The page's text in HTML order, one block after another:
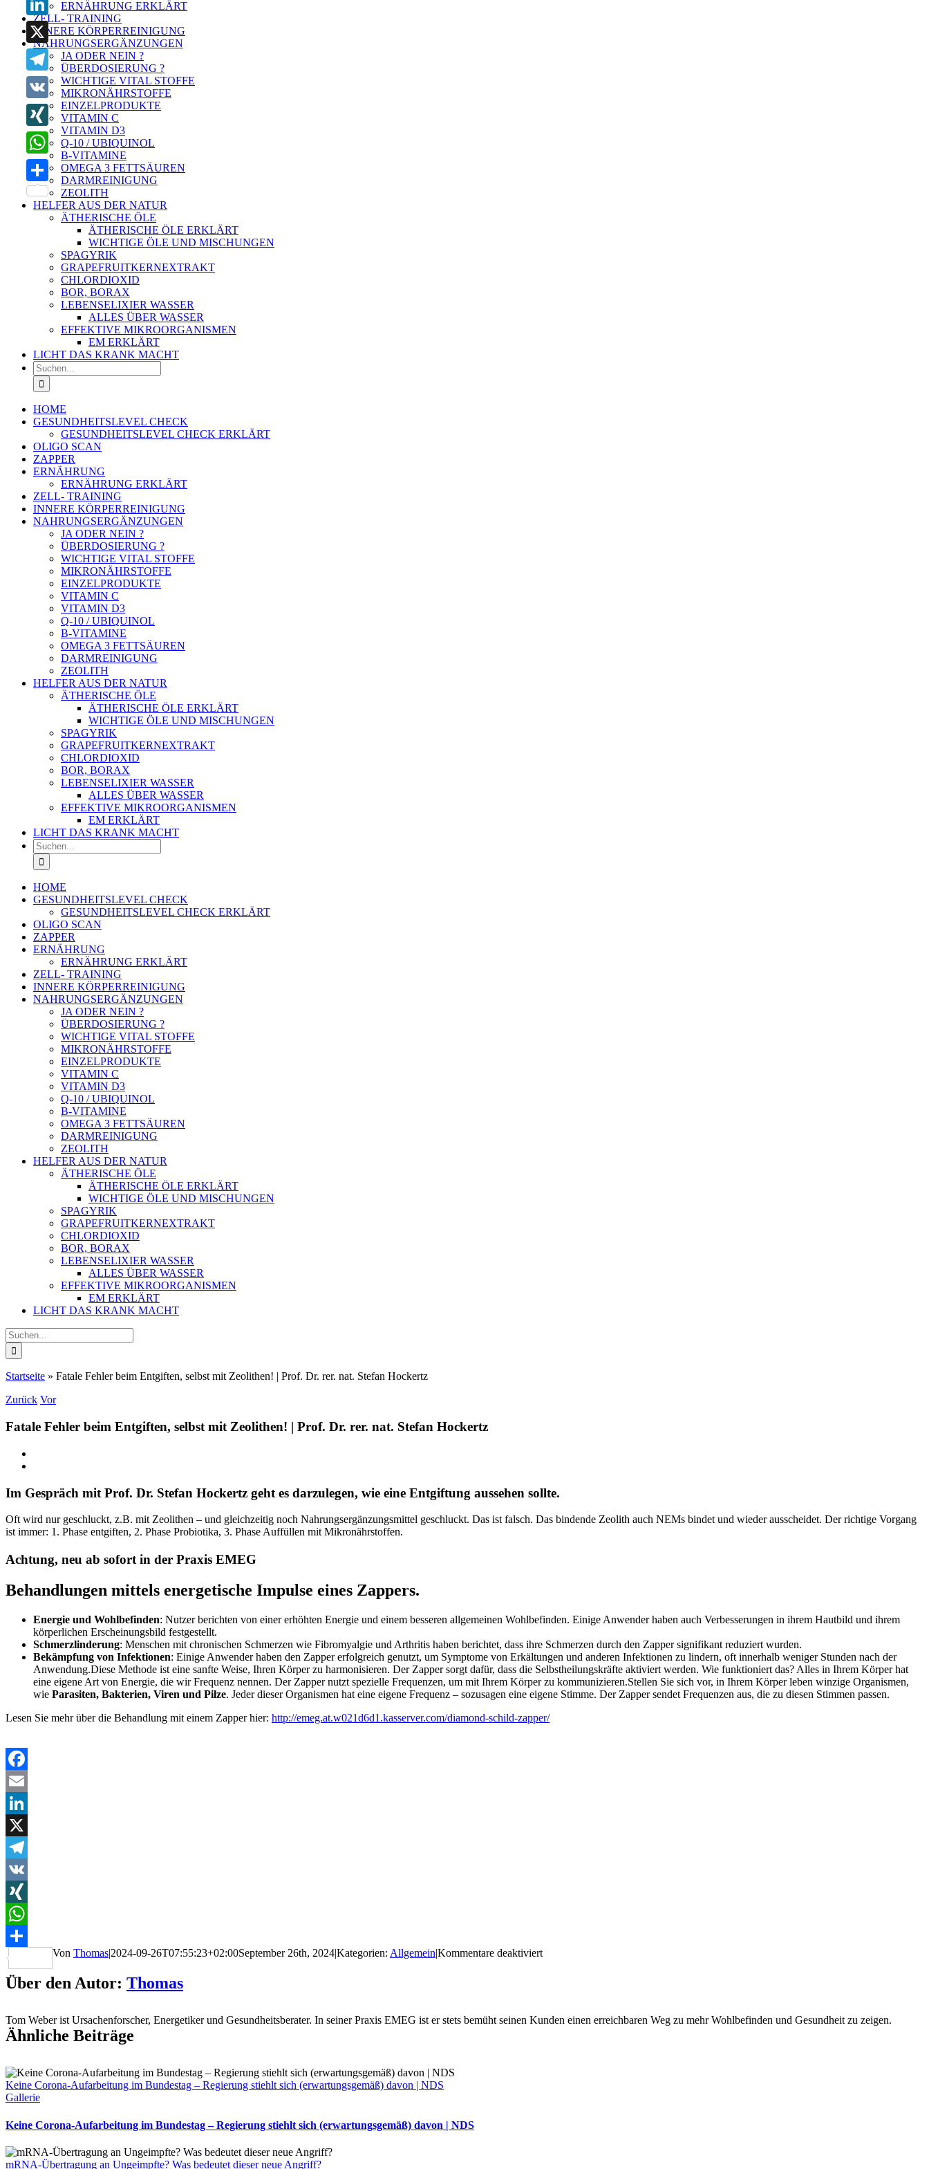
ERNÄHRUNG ERKLÄRT
ZELL- TRAINING
INNERE KÖRPERREINIGUNG
NAHRUNGSERGÄNZUNGEN
JA ODER NEIN ?
ÜBERDOSIERUNG ?
WICHTIGE VITAL STOFFE
MIKRONÄHRSTOFFE
EINZELPRODUKTE
VITAMIN C
VITAMIN D3
Q-10 / UBIQUINOL
B-VITAMINE
OMEGA 3 FETTSÄUREN
DARMREINIGUNG
ZEOLITH
HELFER AUS DER NATUR
ÄTHERISCHE ÖLE
ÄTHERISCHE ÖLE ERKLÄRT
WICHTIGE ÖLE UND MISCHUNGEN
SPAGYRIK
GRAPEFRUITKERNEXTRAKT
CHLORDIOXID
BOR, BORAX
LEBENSELIXIER WASSER
ALLES ÜBER WASSER
EFFEKTIVE MIKROORGANISMEN
EM ERKLÄRT
LICHT DAS KRANK MACHT
Suche
nach:
HOME
GESUNDHEITSLEVEL CHECK
GESUNDHEITSLEVEL CHECK ERKLÄRT
OLIGO SCAN
ZAPPER
ERNÄHRUNG
ERNÄHRUNG ERKLÄRT
ZELL- TRAINING
INNERE KÖRPERREINIGUNG
NAHRUNGSERGÄNZUNGEN
JA ODER NEIN ?
ÜBERDOSIERUNG ?
WICHTIGE VITAL STOFFE
MIKRONÄHRSTOFFE
EINZELPRODUKTE
VITAMIN C
VITAMIN D3
Q-10 / UBIQUINOL
B-VITAMINE
OMEGA 3 FETTSÄUREN
DARMREINIGUNG
ZEOLITH
HELFER AUS DER NATUR
ÄTHERISCHE ÖLE
ÄTHERISCHE ÖLE ERKLÄRT
WICHTIGE ÖLE UND MISCHUNGEN
SPAGYRIK
GRAPEFRUITKERNEXTRAKT
CHLORDIOXID
BOR, BORAX
LEBENSELIXIER WASSER
ALLES ÜBER WASSER
EFFEKTIVE MIKROORGANISMEN
EM ERKLÄRT
LICHT DAS KRANK MACHT
Suche
nach:
HOME
GESUNDHEITSLEVEL CHECK
GESUNDHEITSLEVEL CHECK ERKLÄRT
OLIGO SCAN
ZAPPER
ERNÄHRUNG
ERNÄHRUNG ERKLÄRT
ZELL- TRAINING
INNERE KÖRPERREINIGUNG
NAHRUNGSERGÄNZUNGEN
JA ODER NEIN ?
ÜBERDOSIERUNG ?
WICHTIGE VITAL STOFFE
MIKRONÄHRSTOFFE
EINZELPRODUKTE
VITAMIN C
VITAMIN D3
Q-10 / UBIQUINOL
B-VITAMINE
OMEGA 3 FETTSÄUREN
DARMREINIGUNG
ZEOLITH
HELFER AUS DER NATUR
ÄTHERISCHE ÖLE
ÄTHERISCHE ÖLE ERKLÄRT
WICHTIGE ÖLE UND MISCHUNGEN
SPAGYRIK
GRAPEFRUITKERNEXTRAKT
CHLORDIOXID
BOR, BORAX
LEBENSELIXIER WASSER
ALLES ÜBER WASSER
EFFEKTIVE MIKROORGANISMEN
EM ERKLÄRT
LICHT DAS KRANK MACHT
Suche
nach:
Startseite » Fatale Fehler beim Entgiften, selbst mit Zeolithen! | Prof. Dr. rer. nat. Stefan Hockertz
Zurück Vor
Fatale Fehler beim Entgiften, selbst mit Zeolithen! | Prof. Dr. rer. nat. Stefan Hockertz
Im Gespräch mit Prof. Dr. Stefan Hockertz geht es darzulegen, wie eine Entgiftung aussehen sollte.
Oft wird nur geschluckt, z.B. mit Zeolithen – und gleichzeitig noch Nahrungsergänzungsmittel geschluckt. Das ist falsch. Das bindende Zeolith auch NEMs bindet und wieder ausscheidet. Der richtige Vorgang
ist immer: 1. Phase entgiften, 2. Phase Probiotika, 3. Phase Auffüllen mit Mikronährstoffen.
Achtung, neu ab sofort in der Praxis EMEG
Behandlungen mittels energetische Impulse eines Zappers.
Energie und Wohlbefinden: Nutzer berichten von einer erhöhten Energie und einem besseren allgemeinen Wohlbefinden. Einige Anwender haben auch Verbesserungen in ihrem Hautbild und ihrem
körperlichen Erscheinungsbild festgestellt​.
Schmerzlinderung: Menschen mit chronischen Schmerzen wie Fibromyalgie und Arthritis haben berichtet, dass ihre Schmerzen durch den Zapper signifikant reduziert wurden​​.
Bekämpfung von Infektionen: Einige Anwender haben den Zapper erfolgreich genutzt, um Symptome von Erkältungen und anderen Infektionen zu lindern, oft innerhalb weniger Stunden nach der
Anwendung​​.Diese Methode ist eine sanfte Weise, Ihren Körper zu harmonisieren. Der Zapper sorgt dafür, dass die Selbstheilungskräfte aktiviert werden. Wie funktioniert das? Alles in Ihrem Körper hat
eine eigene Art von Energie, die wir Frequenz nennen. Der Zapper nutzt spezielle Frequenzen, um mit Ihrem Körper zu kommunizieren.Stellen Sie sich vor, in Ihrem Körper leben winzige Organismen,
wie Parasiten, Bakterien, Viren und Pilze. Jeder dieser Organismen hat eine eigene Frequenz – sozusagen eine eigene Stimme. Der Zapper sendet Frequenzen aus, die zu diesen Stimmen passen.
Lesen Sie mehr über die Behandlung mit einem Zapper hier: http://emeg.at.w021d6d1.kasserver.com/diamond-schild-zapper/
Facebook
Email
LinkedIn
X
Telegram
VK
XING
WhatsApp
Teilen
Von Thomas|2024-09-26T07:55:23+02:00September 26th, 2024|Kategorien: Allgemein|Kommentare deaktiviertfür
selbst
mit
Über den Autor: Thomas
Tom Weber ist Ursachenforscher, Energetiker und Gesundheitsberater. In seiner Praxis EMEG ist er stets bemüht seinen Kunden einen erreichbaren Weg zu mehr Wohlbefinden und Gesundheit zu zeigen.
Ähnliche Beiträge
Keine Corona-Aufarbeitung im Bundestag – Regierung stiehlt sich (erwartungsgemäß) davon | NDS
Gallerie
Keine Corona-Aufarbeitung im Bundestag – Regierung stiehlt sich (erwartungsgemäß) davon | NDS
mRNA-Übertragung an Ungeimpfte? Was bedeutet dieser neue Angriff?
LinkedIn
X
Telegram
VK
XING
WhatsApp
Teilen